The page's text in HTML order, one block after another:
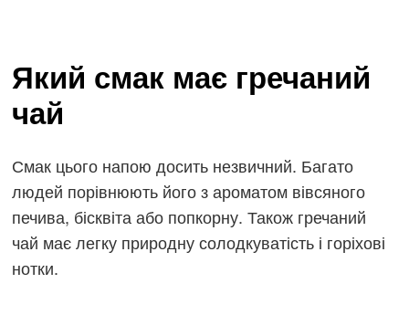
Який смак має гречаний
чай
Смак цього напою досить незвичний. Багато
людей порівнюють його з ароматом вівсяного
печива, бісквіта або попкорну. Також гречаний
чай має легку природну солодкуватість і горіхові
нотки.